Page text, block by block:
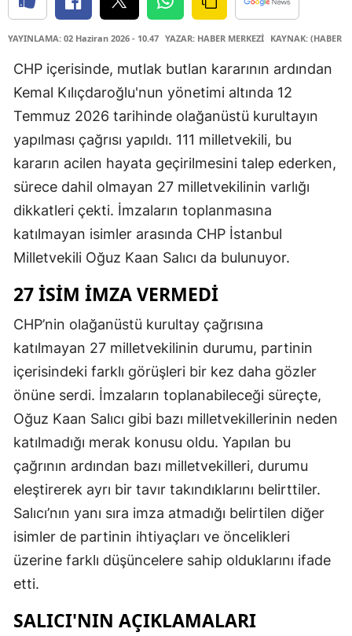
YAYINLAMA: 02 Haziran 2026 - 10.47 YAZAR: HABER MERKEZİ KAYNAK: (HABER
CHP içerisinde, mutlak butlan kararının ardından
Kemal Kılıçdaroğlu'nun yönetimi altında 12
Temmuz 2026 tarihinde olağanüstü kurultayın
yapılması çağrısı yapıldı. 111 milletvekili, bu
kararın acilen hayata geçirilmesini talep ederken,
sürece dahil olmayan 27 milletvekilinin varlığı
dikkatleri çekti. İmzaların toplanmasına
katılmayan isimler arasında CHP İstanbul
Milletvekili Oğuz Kaan Salıcı da bulunuyor.
27 İSIM İMZA VERMEDI
CHP’nin olağanüstü kurultay çağrısına
katılmayan 27 milletvekilinin durumu, partinin
içerisindeki farklı görüşleri bir kez daha gözler
önüne serdi. İmzaların toplanabileceği süreçte,
Oğuz Kaan Salıcı gibi bazı milletvekillerinin neden
katılmadığı merak konusu oldu. Yapılan bu
çağrının ardından bazı milletvekilleri, durumu
eleştirerek ayrı bir tavır takındıklarını belirttiler.
Salıcı’nın yanı sıra imza atmadığı belirtilen diğer
isimler de partinin ihtiyaçları ve öncelikleri
üzerine farklı düşüncelere sahip olduklarını ifade
etti.
SALICI'NIN AÇIKLAMALARI